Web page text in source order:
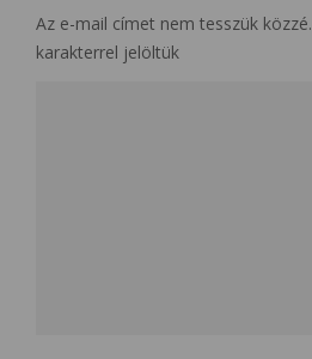
Az e-mail címet nem tesszük közzé.
karakterrel jelöltük